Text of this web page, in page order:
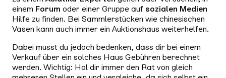
einem Forum oder einer Gruppe auf sozialen Medien
Hilfe zu finden. Bei Sammlerstücken wie chinesischen
Vasen kann auch immer ein Auktionshaus weiterhelfen.
Dabei musst du jedoch bedenken, dass dir bei einem
Verkauf über ein solches Haus Gebühren berechnet
werden. Wichtig: Hol dir immer den Rat von gleich